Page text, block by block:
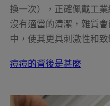
換一次），正確佩戴工
沒有適當的清潔，雜質
中，使其更具刺激性和致
痘痘的背後是甚麼